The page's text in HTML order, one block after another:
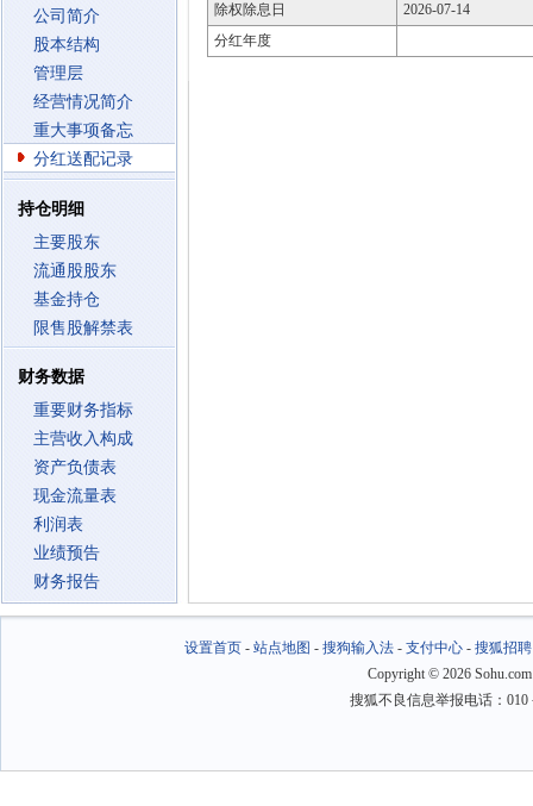
公司简介
股本结构
管理层
经营情况简介
重大事项备忘
分红送配记录
持仓明细
主要股东
流通股股东
基金持仓
限售股解禁表
财务数据
重要财务指标
主营收入构成
资产负债表
现金流量表
利润表
业绩预告
财务报告
除权除息日
2026-07-14
分红年度
设置首页- 站点地图 - 搜狗输入法- 支付中心- 搜狐招聘
Copyright © 2026
搜狐不良信息举报电话：010